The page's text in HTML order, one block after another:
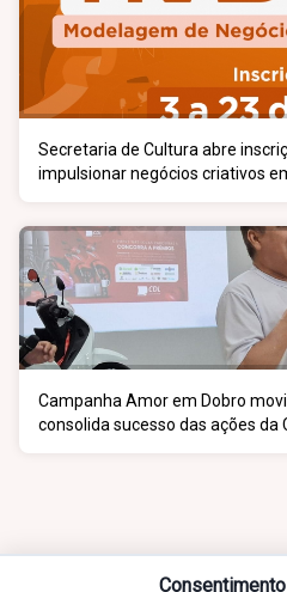
Secretaria de Cultura abre
impulsionar negócios criativos
Campanha Amor em Dobro
consolida sucesso das ações da